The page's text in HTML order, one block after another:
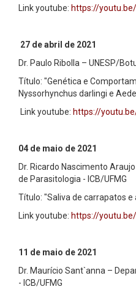
Link youtube: https://
27 de abril de 2021
Dr. Paulo Ribolla – UNESP/
Título: "Genética e
Nyssorhynchus darlingi e
Link youtube: https://
04 de maio de 2021
Dr. Ricardo Nascimento
de Parasitologia - ICB/UFMG
Título: "Saliva de carrapatos e
Link youtube: https://
11 de maio de 2021
Dr. Maurício Sant`anna –
- ICB/UFMG